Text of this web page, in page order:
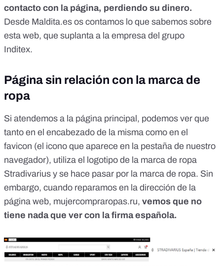
contacto con la página, perdiendo su dinero.
Desde Maldita.es os contamos lo que sabemos sobre
esta web, que suplanta a la empresa del grupo
Inditex.
Página sin relación con la marca de
ropa
Si atendemos a la página principal, podemos ver que
tanto en el encabezado de la misma como en el
favicon (el icono que aparece en la pestaña de nuestro
navegador), utiliza el logotipo de la marca de ropa
Stradivarius y se hace pasar por la marca de ropa. Sin
embargo, cuando reparamos en la dirección de la
página web, mujercompraropas.ru, vemos que no
tiene nada que ver con la firma española.